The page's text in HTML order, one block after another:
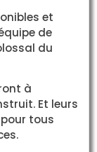
et
de
du
à
Et leurs
tous